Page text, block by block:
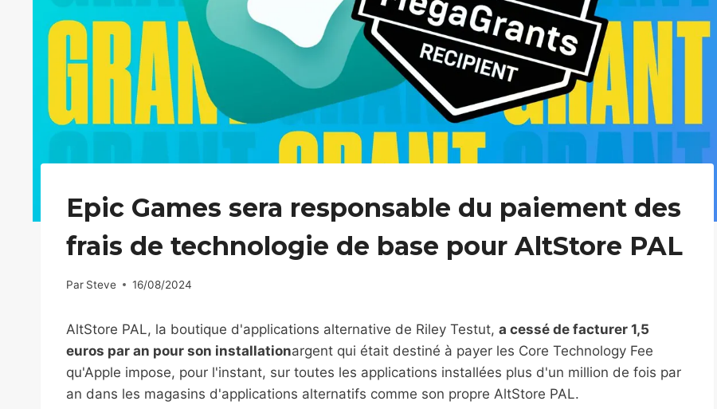
Epic Games sera responsable du paiement des
frais de technologie de base pour AltStore PAL
Par Steve 16/08/2024
AltStore PAL, la boutique d'applications alternative de Riley Testut, a cessé de facturer 1,5
euros par an pour son installationargent qui était destiné à payer les Core Technology Fee
qu'Apple impose, pour l'instant, sur toutes les applications installées plus d'un million de fois par
an dans les magasins d'applications alternatifs comme son propre AltStore PAL.